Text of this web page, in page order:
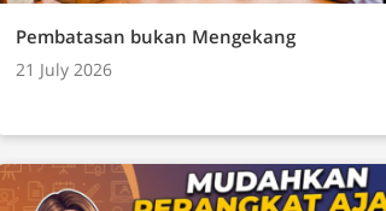
Pembatasan bukan Mengekang
21 July 2026